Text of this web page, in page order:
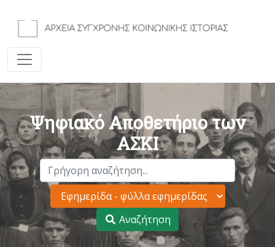
Ψηφιακό Αποθετήριο των
ΑΣΚΙ
Αναζήτηση